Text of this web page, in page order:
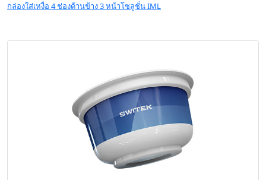
กล่องใส่เหงื่อ 4 ช่องด้านข้าง 3 หน้าโซลูชั่น IML